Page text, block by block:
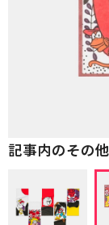
記事内のその